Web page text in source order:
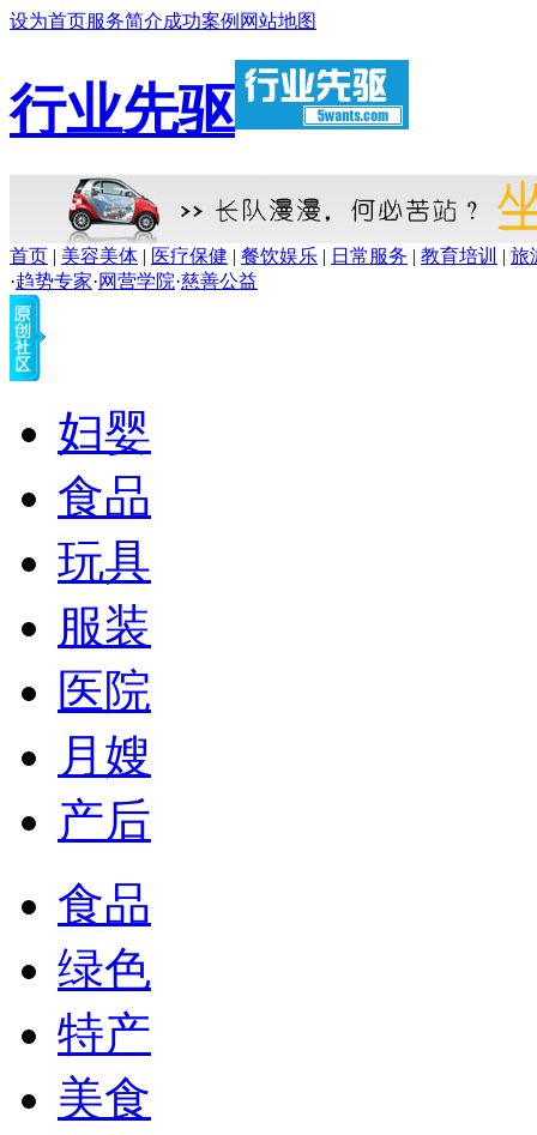
设为首页服务简介成功案例 网站地图
行业先驱
首页 | 美容美体 | 医疗保健 | 餐饮娱乐 | 日常服务 | 教育培训 | 旅
·趋势专家·网营学院·慈善公益
妇婴
食品
玩具
服装
医院
月嫂
产后
食品
绿色
特产
美食